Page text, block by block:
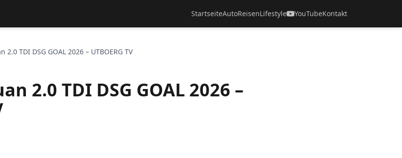
StartseiteAutoReisenLifestyle YouTubeKontakt
2.0 TDI DSG GOAL 2026 – UTBOERG TV
2.0 TDI DSG GOAL 2026 –